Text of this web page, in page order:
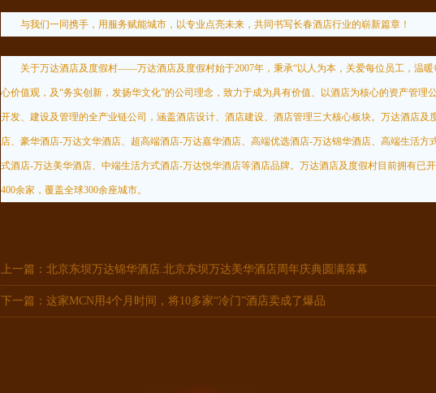
与我们一同携手，用服务赋能城市，以专业点亮未来，共同书写长春酒店行业的崭新篇章！
关于万达酒店及度假村——万达酒店及度假村始于2007年，秉承“以人为本，关爱每位员工，温暖
心价值观，及“务实创新，发扬华文化”的公司理念，致力于成为具有价值、以酒店为核心的资产管理
开发、建设及管理的全产业链公司，涵盖酒店设计、酒店建设、酒店管理三大核心板块。万达酒店及
店、豪华酒店-万达文华酒店、超高端酒店-万达嘉华酒店、高端优选酒店-万达锦华酒店、高端生活方
式酒店-万达美华酒店、中端生活方式酒店-万达悦华酒店等酒店品牌。万达酒店及度假村目前拥有已
400余家，覆盖全球300余座城市。
上一篇： 北京东坝万达锦华酒店.北京东坝万达美华酒店周年庆典圆满落幕
下一篇： 这家MCN用4个月时间，将10多家“冷门”酒店卖成了爆品